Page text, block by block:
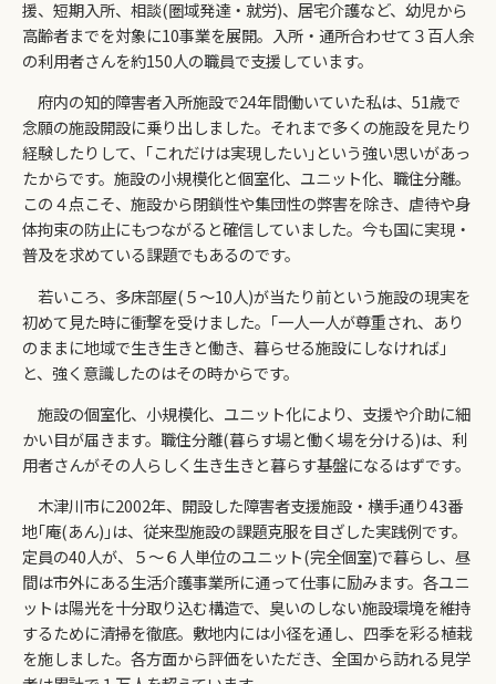
援、短期入所、相談(圏域発達・就労)、居宅介護など、幼児から
高齢者までを対象に10事業を展開。入所・通所合わせて３百人余
の利用者さんを約150人の職員で支援しています。
府内の知的障害者入所施設で24年間働いていた私は、51歳で
念願の施設開設に乗り出しました。それまで多くの施設を見たり
経験したりして、｢これだけは実現したい｣という強い思いがあっ
たからです。施設の小規模化と個室化、ユニット化、職住分離。
この４点こそ、施設から閉鎖性や集団性の弊害を除き、虐待や身
体拘束の防止にもつながると確信していました。今も国に実現・
普及を求めている課題でもあるのです。
若いころ、多床部屋(５～10人)が当たり前という施設の現実を
初めて見た時に衝撃を受けました。｢一人一人が尊重され、あり
のままに地域で生き生きと働き、暮らせる施設にしなければ｣
と、強く意識したのはその時からです。
施設の個室化、小規模化、ユニット化により、支援や介助に細
かい目が届きます。職住分離(暮らす場と働く場を分ける)は、利
用者さんがその人らしく生き生きと暮らす基盤になるはずです。
木津川市に2002年、開設した障害者支援施設・横手通り43番
地｢庵(あん)｣は、従来型施設の課題克服を目ざした実践例です。
定員の40人が、５～６人単位のユニット(完全個室)で暮らし、昼
間は市外にある生活介護事業所に通って仕事に励みます。各ユニ
ットは陽光を十分取り込む構造で、臭いのしない施設環境を維持
するために清掃を徹底。敷地内には小径を通し、四季を彩る植栽
を施しました。各方面から評価をいただき、全国から訪れる見学